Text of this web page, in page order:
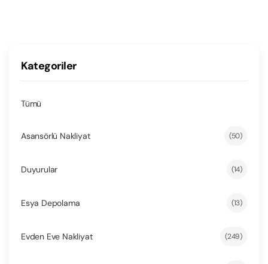
Kategoriler
Tümü
Asansörlü Nakliyat (50)
Duyurular (14)
Esya Depolama (13)
Evden Eve Nakliyat (249)